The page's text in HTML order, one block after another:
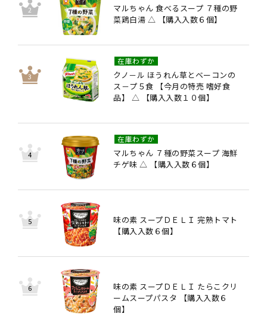
マルちゃん 食べるスープ ７種の野
菜鶏白湯 △ 【購入入数６個】
クノ－ル ほうれん草とベーコンの
ス－プ５食 【今月の特売 嗜好食
品】 △ 【購入入数１０個】
在庫わずか
マルちゃん ７種の野菜スープ 海鮮
チゲ味 △ 【購入入数６個】
在庫わずか
味の素 スープＤＥＬＩ 完熟トマト
【購入入数６個】
味の素 スープＤＥＬＩ たらこクリ
ームスープパスタ 【購入入数６
個】